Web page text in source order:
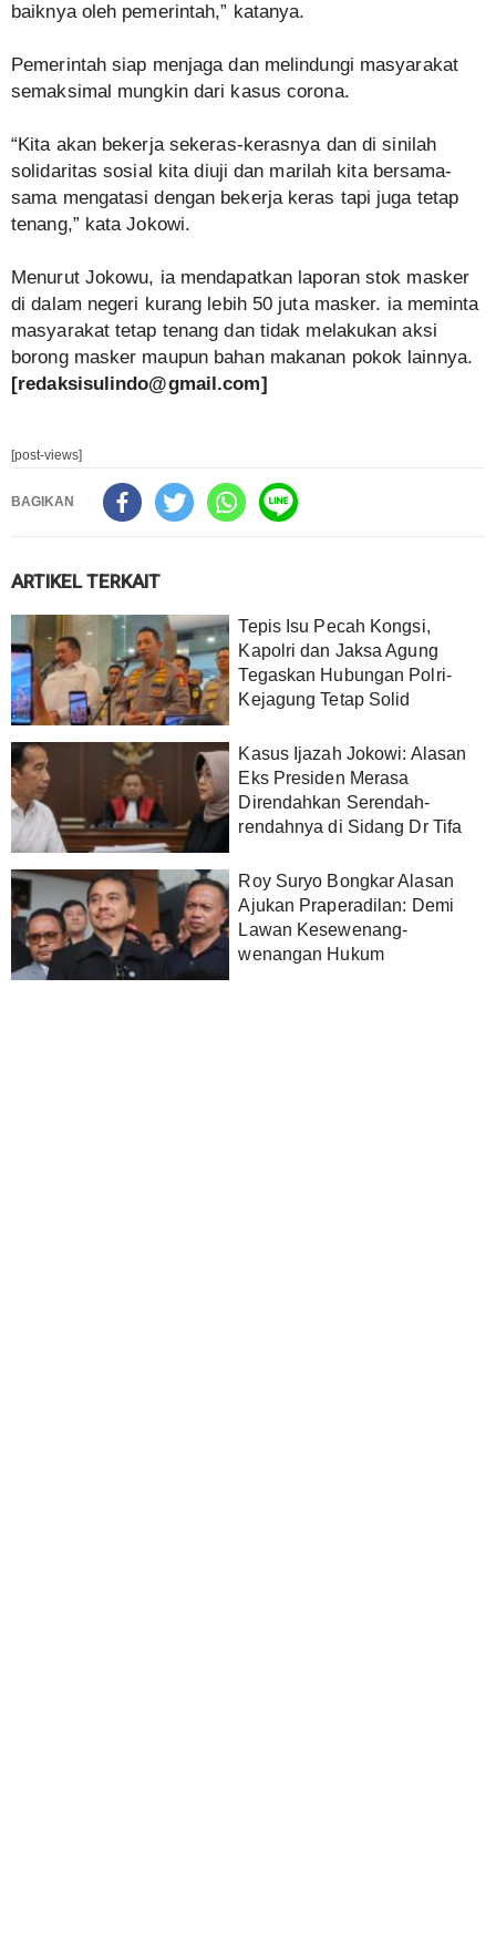
baiknya oleh pemerintah,” katanya.
Pemerintah siap menjaga dan melindungi masyarakat
semaksimal mungkin dari kasus corona.
“Kita akan bekerja sekeras-kerasnya dan di sinilah
solidaritas sosial kita diuji dan marilah kita bersama-
sama mengatasi dengan bekerja keras tapi juga tetap
tenang,” kata Jokowi.
Menurut Jokowu, ia mendapatkan laporan stok masker
di dalam negeri kurang lebih 50 juta masker. ia meminta
masyarakat tetap tenang dan tidak melakukan aksi
borong masker maupun bahan makanan pokok lainnya.
[redaksisulindo@gmail.com]
[post-views]
BAGIKAN
ARTIKEL TERKAIT
Tepis Isu Pecah Kongsi,
Kapolri dan Jaksa Agung
Tegaskan Hubungan Polri-
Kejagung Tetap Solid
Kasus Ijazah Jokowi: Alasan
Eks Presiden Merasa
Direndahkan Serendah-
rendahnya di Sidang Dr Tifa
Roy Suryo Bongkar Alasan
Ajukan Praperadilan: Demi
Lawan Kesewenang-
wenangan Hukum